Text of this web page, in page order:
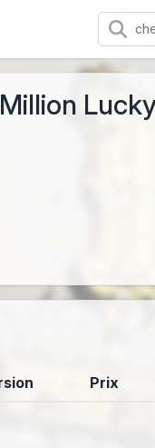
Prix